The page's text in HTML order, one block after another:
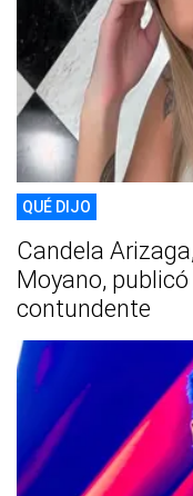
QUÉ DIJO
Candela
Moyano,
contundente